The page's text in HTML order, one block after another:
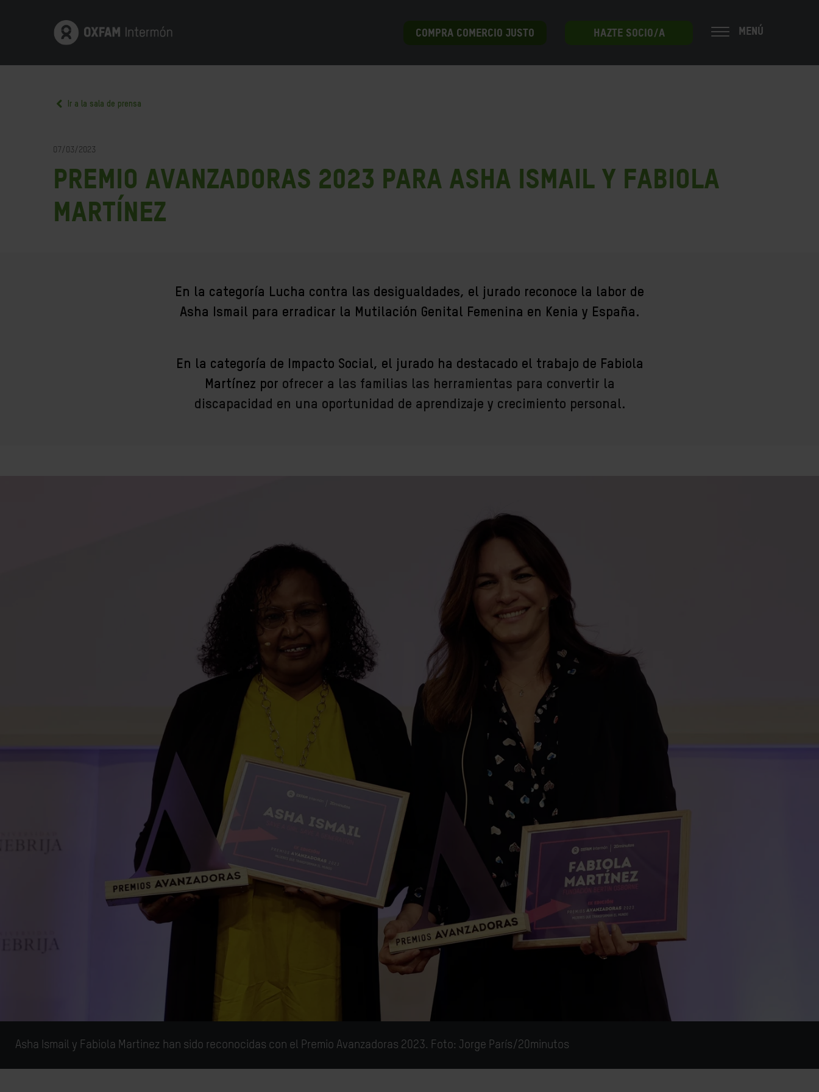
COMPRA COMERCIO JUSTO HAZTE SOCIO/A MENÚ
Ir a la sala de prensa
07/03/2023
Premio Avanzadoras 2023 para Asha Ismail y Fabiola
Martínez
En la categoría Lucha contra las desigualdades, el jurado reconoce la labor de
Asha Ismail para erradicar la Mutilación Genital Femenina en Kenia y España.
En la categoría de Impacto Social, el jurado ha destacado el trabajo de Fabiola
Martínez por ofrecer a las familias las herramientas para convertir la
discapacidad en una oportunidad de aprendizaje y crecimiento personal.
Asha Ismail y Fabiola Martinez han sido reconocidas con el Premio Avanzadoras 2023. Foto: Jorge París/20minutos